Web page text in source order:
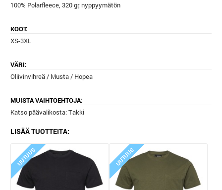
100% Polarfleece, 320 gr, nyppyymätön
KOOT:
XS-3XL
VÄRI:
Oliivinvihreä / Musta / Hopea
MUISTA VAIHTOEHTOJA:
Katso päävalikosta: Takki
LISÄÄ TUOTTEITA:
UUTUUS UUTUUS